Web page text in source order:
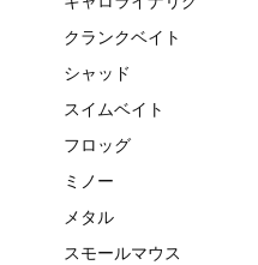
クランクベイト
シャッド
スイムベイト
フロッグ
ミノー
メタル
スモールマウス